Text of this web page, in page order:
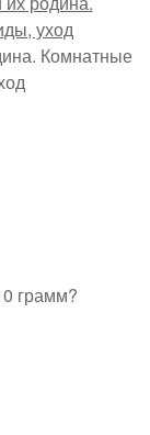
Комнатные
грамм?